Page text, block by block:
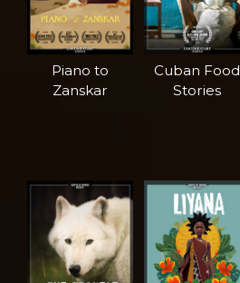
Piano to
Zanskar
Cuban Food
Stories